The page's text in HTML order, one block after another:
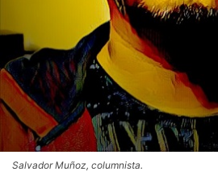
Salvador Muñoz, columnista.